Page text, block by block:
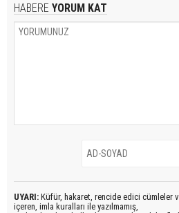
HABERE YORUM KAT
UYARI: Küfür, hakaret, rencide edici cümleler
içeren, imla kuralları ile yazılmamış,